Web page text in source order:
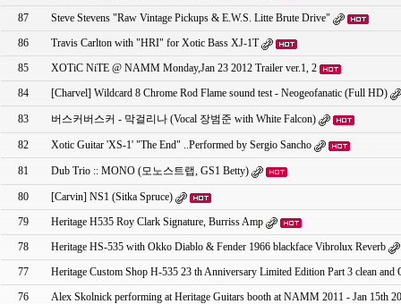
87
Steve Stevens "Raw Vintage Pickups & E.W.S. Litte Brute Drive"
86
Travis Carlton with "HRI" for Xotic Bass XJ-1T
85
XOTiC NiTE @ NAMM Monday,Jan 23 2012 Trailer ver.1, 2
84
[Charvel] Wildcard 8 Chrome Rod Flame sound test - Neogeofanatic (Full HD)
83 버스커버스커 - 막걸리나 (Vocal 장범준 with White Falcon)
82 Xotic Guitar 'XS-1' "The End" ..Performed by Sergio Sancho
81 Dub Trio :: MONO (모노스트랩, GS1 Betty)
80
[Carvin] NS1 (Sitka Spruce)
79
Heritage H535 Roy Clark Signature, Burriss Amp
78
Heritage HS-535 with Okko Diablo & Fender 1966 blackface Vibrolux Reverb
77
Heritage Custom Shop H-535 23 th Anniversary Limited Edition Part 3 clean and
76
Alex Skolnick performing at Heritage Guitars booth at NAMM 2011 - Jan 15th